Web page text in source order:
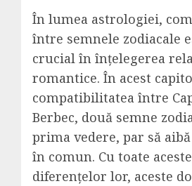
În lumea astrologiei,
între semnele zodiacale
crucial în înțelegerea
romantice. În acest
compatibilitatea între
Berbec, două semne
prima vedere, par să
în comun. Cu toate
diferențelor lor, aceste